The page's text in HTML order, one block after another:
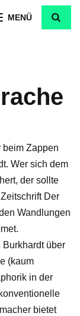
MENÜ
beim Zappen
Wer sich dem
der sollte
Der
Wandlungen
Burkhardt über
(kaum
in der
bietet